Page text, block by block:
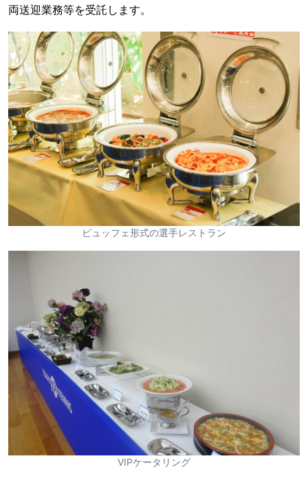
両送迎業務等を受託します。
ビュッフェ形式の選手レストラン
VIPケータリング